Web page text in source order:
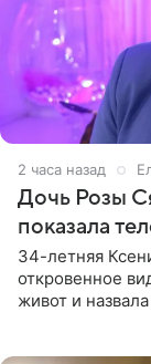
2 часа назад
Дочь Розы
показала
34-летняя
откровенное
живот и